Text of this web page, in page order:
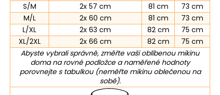
S/M
2x 57 cm 81 cm
73 cm
M/L
2x 60 cm 81 cm
73 cm
L/XL
2x 63 cm 82 cm
75 cm
XL/2XL
2x 66 cm 82 cm
75 cm
Abyste vybrali správně, změřte vaši oblíbenou mikinu
doma na rovné podložce a naměřené hodnoty
porovnejte s tabulkou (neměřte mikinu oblečenou na
sobě).